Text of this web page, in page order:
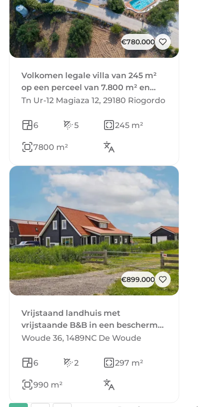
€780.000
Volkomen legale villa van 245 m²
op een perceel van 7.800 m² en
geweldig uizicht, met
m².
Tn Ur-12 Magiaza 12, 29180 Riogordo
6 5 245 m²
7800 m²
€899.000
Vrijstaand landhuis met
vrijstaande B&B in een beschermd
weidevogelgebied te koop
Woude 36, 1489NC De Woude
6 2 297 m²
990 m²